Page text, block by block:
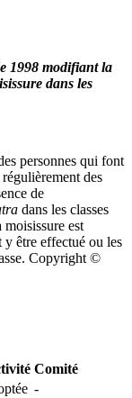
1998 modifiant la
dans les
personnes qui font
des
de
dans les classes
est
y être effectué ou les
Copyright ©
Comité
-